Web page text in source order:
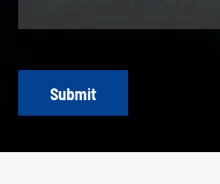
Submit